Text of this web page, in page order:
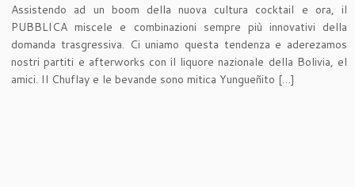
Assistendo ad un boom della nuova cultura cocktail e ora, il
PUBBLICA miscele e combinazioni sempre più innovativi della
domanda trasgressiva. Ci uniamo questa tendenza e aderezamos
nostri partiti e afterworks con il liquore nazionale della Bolivia, el
amici. Il Chuflay e le bevande sono mitica Yungueñito […]